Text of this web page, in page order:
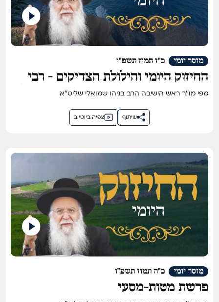
כ"ז תמוז תשפ"ו מוסר יומי
החיזוק היומי והילולת הצדיקים - רבי
יעקב עדס, רבי אלעזר אבחוצירא זצ"ל
מפי מו''ר ראש הישיבה הרב בניהו שמואלי שליט''א
צפיה ביוטיוב שיתוף
כ"ה תמוז תשפ"ו מוסר יומי
פרשת מטות-מסעי